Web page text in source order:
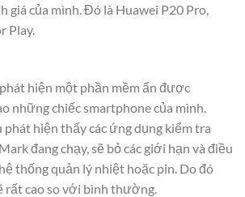
giá của mình. Đó là Huawei P20 Pro,
Play.
hiện một phần mềm ẩn được
những chiếc smartphone của mình.
phát hiện thấy các ứng dụng kiểm tra
đang chạy, sẽ bỏ các giới hạn và điều
thống quản lý nhiệt hoặc pin. Do đó
rất cao so với bình thường.